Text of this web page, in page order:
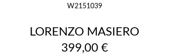
W2151039
LORENZO MASIERO
Prix
399,00 €